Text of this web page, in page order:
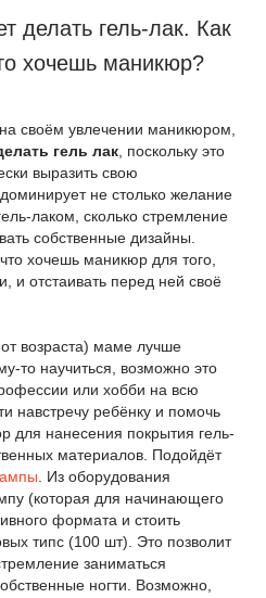
делать гель-лак. Как
хочешь маникюр?
своём увлечении маникюром,
гель лак , поскольку это
выразить свою
не столько желание
лаком, сколько стремление
собственные дизайны.
хочешь маникюр для того,
и отстаивать перед ней своё
возраста) маме лучше
то научиться, возможно это
или хобби на всю
навстречу ребёнку и помочь
для нанесения покрытия гель-
материалов. Подойдёт
. Из оборудования
(которая для начинающего
формата и стоить
типс (100 шт). Это позволит
заниматься
ногти. Возможно,